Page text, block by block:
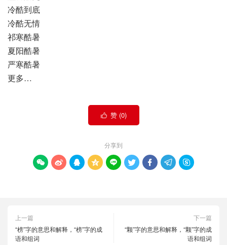
冷酷到底
冷酷无情
祁寒酷暑
夏阳酷暑
严寒酷暑
更多…
 赞 (0)
分享到
        
上一篇
“榜”字的意思和解释，“榜”字的成
语和组词
下一篇
“颗”字的意思和解释，“颗”字的成
语和组词